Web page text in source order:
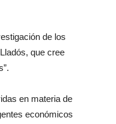
de los
que cree
en materia de
económicos